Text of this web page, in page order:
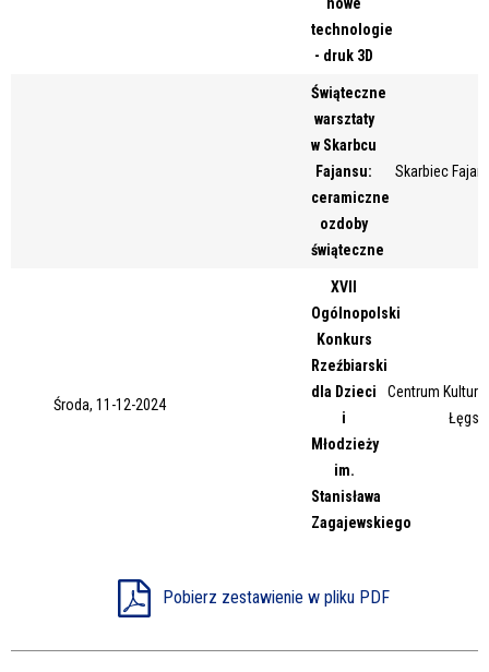
technologie
- druk 3D
Świąteczne
warsztaty
w Skarbcu
Fajansu:
ceramiczne
ozdoby
świąteczne
Skarbiec
Środa, 11-12-2024
XVII
Ogólnopolski
Konkurs
Rzeźbiarski
dla Dzieci
i
Młodzieży
im.
Stanisława
Zagajewskiego
Centrum Kultury
Pobierz zestawienie w pliku PDF